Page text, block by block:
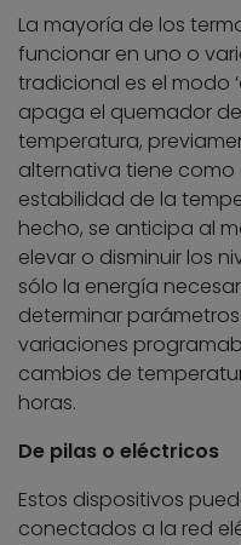
La mayoría de los
funcionar en uno o
tradicional es el modo
apaga el quemador
temperatura,
alternativa tiene
estabilidad de la
hecho, se anticipa al
elevar o disminuir los
sólo la energía
determinar
variaciones
cambios de
horas.
De pilas o eléctricos
Estos dispositivos
conectados a la red